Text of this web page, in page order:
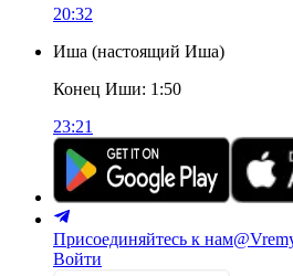
20:32
Иша (настоящий Иша)
Конец Иши: 1:50
23:21
Присоединяйтесь к нам
Войти